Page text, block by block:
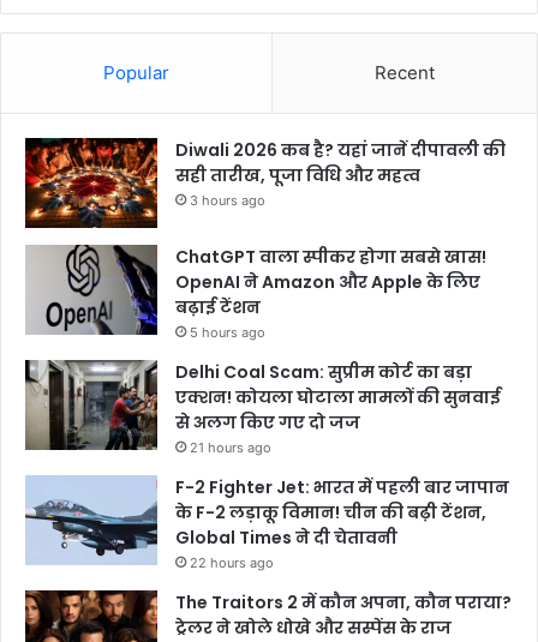
या
द
कि
ता
ब
का
कि
न
हे
जू
द
Popular Recent
Diwali 2026 कब है? यहां जानें दीपावली की
सही तारीख, पूजा विधि और महत्व
3 hours ago
ChatGPT वाला स्पीकर होगा सबसे खास!
OpenAI ने Amazon और Apple के लिए
बढ़ाई टेंशन
5 hours ago
Delhi Coal Scam: सुप्रीम कोर्ट का बड़ा
एक्शन! कोयला घोटाला मामलों की सुनवाई
से अलग किए गए दो जज
21 hours ago
F-2 Fighter Jet: भारत में पहली बार जापान
के F-2 लड़ाकू विमान! चीन की बढ़ी टेंशन,
Global Times ने दी चेतावनी
22 hours ago
The Traitors 2 में कौन अपना, कौन पराया?
ट्रेलर ने खोले धोखे और सस्पेंस के राज